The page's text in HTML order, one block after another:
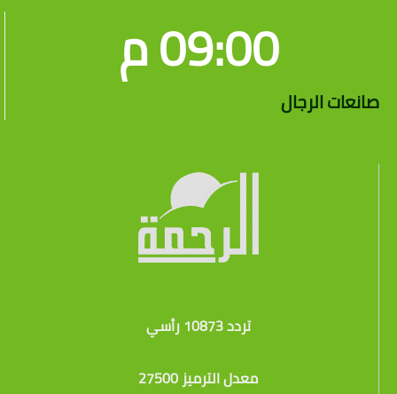
09:00 م
صانعات الرجال
تردد 10873 رأسي
معدل الترميز 27500